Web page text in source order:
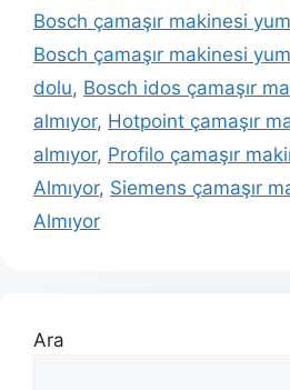
Bosch çamaşır makinesi
Bosch çamaşır makinesi
dolu, Bosch idos çamaşır
almıyor, Hotpoint çamaşır
almıyor, Profilo çamaşır
Almıyor, Siemens çamaşır
Almıyor
Ara